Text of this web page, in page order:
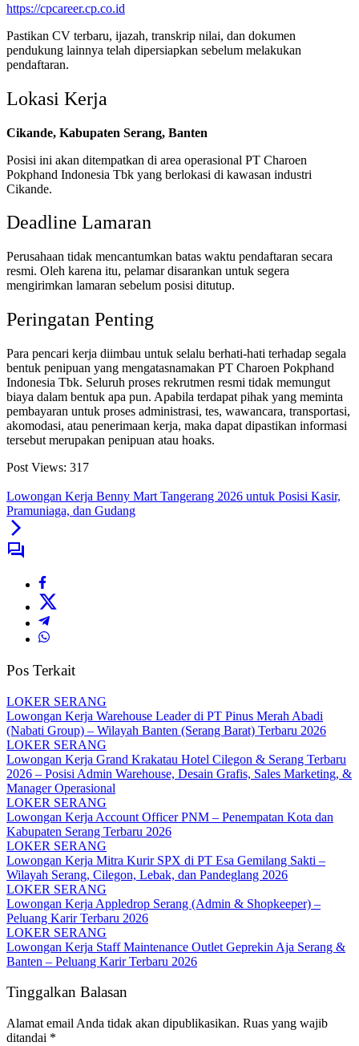
https://cpcareer.cp.co.id
Pastikan CV terbaru, ijazah, transkrip nilai, dan dokumen
pendukung lainnya telah dipersiapkan sebelum melakukan
pendaftaran.
Lokasi Kerja
Cikande, Kabupaten Serang, Banten
Posisi ini akan ditempatkan di area operasional PT Charoen
Pokphand Indonesia Tbk yang berlokasi di kawasan industri
Cikande.
Deadline Lamaran
Perusahaan tidak mencantumkan batas waktu pendaftaran secara
resmi. Oleh karena itu, pelamar disarankan untuk segera
mengirimkan lamaran sebelum posisi ditutup.
Peringatan Penting
Para pencari kerja diimbau untuk selalu berhati-hati terhadap segala
bentuk penipuan yang mengatasnamakan PT Charoen Pokphand
Indonesia Tbk. Seluruh proses rekrutmen resmi tidak memungut
biaya dalam bentuk apa pun. Apabila terdapat pihak yang meminta
pembayaran untuk proses administrasi, tes, wawancara, transportasi,
akomodasi, atau penerimaan kerja, maka dapat dipastikan informasi
tersebut merupakan penipuan atau hoaks.
Post Views: 317
Lowongan Kerja Benny Mart Tangerang 2026 untuk Posisi Kasir,
Pramuniaga, dan Gudang
Pos Terkait
LOKER SERANG
Lowongan Kerja Warehouse Leader di PT Pinus Merah Abadi
(Nabati Group) – Wilayah Banten (Serang Barat) Terbaru 2026
LOKER SERANG
Lowongan Kerja Grand Krakatau Hotel Cilegon & Serang Terbaru
2026 – Posisi Admin Warehouse, Desain Grafis, Sales Marketing, &
Manager Operasional
LOKER SERANG
Lowongan Kerja Account Officer PNM – Penempatan Kota dan
Kabupaten Serang Terbaru 2026
LOKER SERANG
Lowongan Kerja Mitra Kurir SPX di PT Esa Gemilang Sakti –
Wilayah Serang, Cilegon, Lebak, dan Pandeglang 2026
LOKER SERANG
Lowongan Kerja Appledrop Serang (Admin & Shopkeeper) –
Peluang Karir Terbaru 2026
LOKER SERANG
Lowongan Kerja Staff Maintenance Outlet Geprekin Aja Serang &
Banten – Peluang Karir Terbaru 2026
Tinggalkan Balasan
Alamat email Anda tidak akan dipublikasikan. Ruas yang wajib
ditandai *